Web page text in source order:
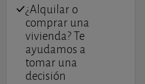
¿Alquilar o
comprar una
vivienda? Te
ayudamos a
tomar una
decisión